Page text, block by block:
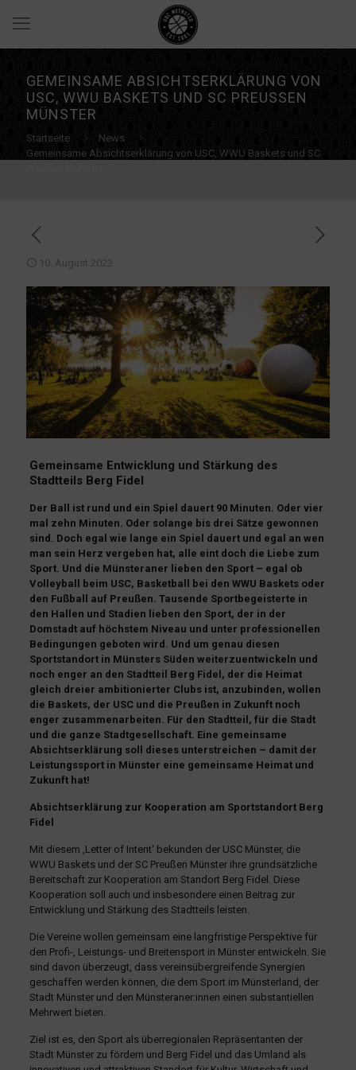
GEMEINSAME ABSICHTSERKLÄRUNG VON
USC, WWU BASKETS UND SC PREUSSEN M
ÜNSTER
Startseite
News
Gemeinsame Absichtserklärung von USC, WWU Baskets und SC
10. August 2022
Gemeinsame Entwicklung und Stärkung des
Stadtteils Berg Fidel
Der Ball ist rund und ein Spiel dauert 90 Minuten. Oder vier
mal zehn Minuten. Oder solange bis drei Sätze gewonnen
sind. Doch egal wie lange ein Spiel dauert und egal an wen
man sein Herz vergeben hat, alle eint doch die Liebe zum
Sport. Und die Münsteraner lieben den Sport – egal ob
Volleyball beim USC, Basketball bei den WWU Baskets oder
den Fußball auf Preußen. Tausende Sportbegeisterte in
den Hallen und Stadien lieben den Sport, der in der
Domstadt auf höchstem Niveau und unter professionellen
Bedingungen geboten wird. Und um genau diesen
Sportstandort in Münsters Süden weiterzuentwickeln und
noch enger an den Stadtteil Berg Fidel, der die Heimat
gleich dreier ambitionierter Clubs ist, anzubinden, wollen
die Baskets, der USC und die Preußen in Zukunft noch
enger zusammenarbeiten. Für den Stadtteil, für die Stadt
und die ganze Stadtgesellschaft. Eine gemeinsame
Absichtserklärung soll dieses unterstreichen – damit der
Leistungssport in Münster eine gemeinsame Heimat und
Zukunft hat!
Absichtserklärung zur Kooperation am Sportstandort Berg
Fidel
Mit diesem ‚Letter of Intent‘ bekunden der USC Münster, die
WWU Baskets und der SC Preußen Münster ihre grundsätzliche
Bereitschaft zur Kooperation am Standort Berg Fidel. Diese
Kooperation soll auch und insbesondere einen Beitrag zur
Entwicklung und Stärkung des Stadtteils leisten.
Die Vereine wollen gemeinsam eine langfristige Perspektive für
den Profi-, Leistungs- und Breitensport in Münster entwickeln. Sie
sind davon überzeugt, dass vereinsübergreifende Synergien
geschaffen werden können, die dem Sport im Münsterland, der
Stadt Münster und den Münsteraner:innen einen substantiellen
Mehrwert bieten.
Ziel ist es, den Sport als überregionalen Repräsentanten der
Stadt Münster zu fördern und Berg Fidel und das Umland als